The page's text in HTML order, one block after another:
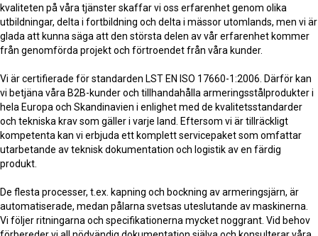
kvaliteten på våra tjänster skaffar vi oss erfarenhet genom olika
utbildningar, delta i fortbildning och delta i mässor utomlands, men vi är
glada att kunna säga att den största delen av vår erfarenhet kommer
från genomförda projekt och förtroendet från våra kunder.
Vi är certifierade för standarden LST EN ISO 17660-1:2006. Därför kan
vi betjäna våra B2B-kunder och tillhandahålla armeringsstålprodukter i
hela Europa och Skandinavien i enlighet med de kvalitetsstandarder
och tekniska krav som gäller i varje land. Eftersom vi är tillräckligt
kompetenta kan vi erbjuda ett komplett servicepaket som omfattar
utarbetande av teknisk dokumentation och logistik av en färdig
produkt.
De flesta processer, t.ex. kapning och bockning av armeringsjärn, är
automatiserade, medan pålarna svetsas uteslutande av maskinerna.
Vi följer ritningarna och specifikationerna mycket noggrant. Vid behov